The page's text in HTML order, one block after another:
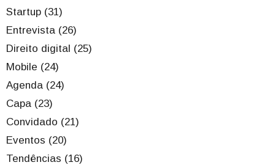
Startup (31)
Entrevista (26)
Direito digital (25)
Mobile (24)
Agenda (24)
Capa (23)
Convidado (21)
Eventos (20)
Tendências (16)